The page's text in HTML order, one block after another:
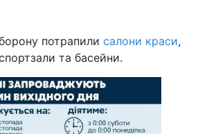
потрапили салони краси,
та басейни.